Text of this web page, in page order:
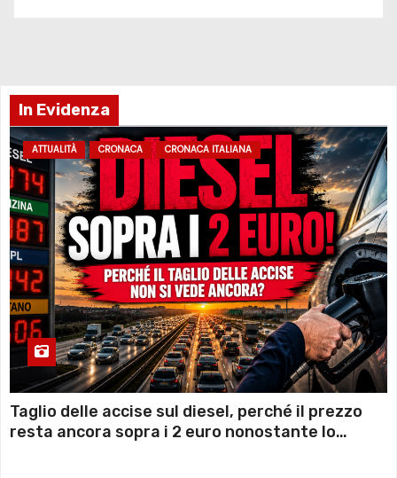
In Evidenza
ATTUALITÀ CRONACA CRONACA ITALIANA
Taglio delle accise sul diesel, perché il prezzo
resta ancora sopra i 2 euro nonostante lo